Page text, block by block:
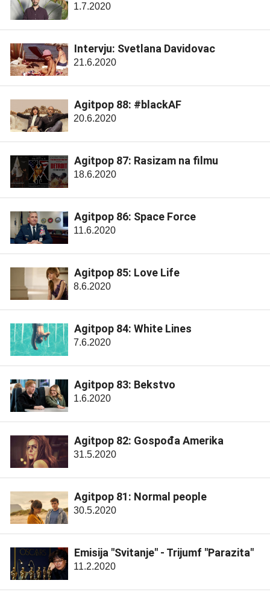
1.7.2020
Intervju: Svetlana Davidovac
21.6.2020
Agitpop 88: #blackAF
20.6.2020
Agitpop 87: Rasizam na filmu
18.6.2020
Agitpop 86: Space Force
11.6.2020
Agitpop 85: Love Life
8.6.2020
Agitpop 84: White Lines
7.6.2020
Agitpop 83: Bekstvo
1.6.2020
Agitpop 82: Gospođa Amerika
31.5.2020
Agitpop 81: Normal people
30.5.2020
Emisija "Svitanje" - Trijumf "Parazita"
11.2.2020